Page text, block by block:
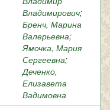
Владимирович;
Бренч, Марина
Валерьевна;
Ямочка, Мария
Сергеевна;
Деченко,
Елизавета
Вадимовна